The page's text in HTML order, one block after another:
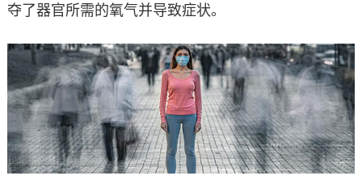
夺了器官所需的氧气并导致症状。